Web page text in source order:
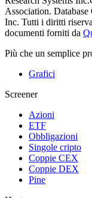
Association. Database
Inc. Tutti i diritti
documenti forniti da
Più che un semplice
Grafici
Screener
Azioni
ETF
Obbligazioni
Singole cripto
Coppie CEX
Coppie DEX
Pine